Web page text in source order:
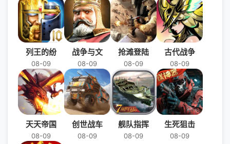
列王的纷
08-09
战争与文
08-09
抢滩登陆
08-09
古代战争
08-09
天天帝国
08-09
创世战车
08-09
舰队指挥
08-09
生死狙击
08-09